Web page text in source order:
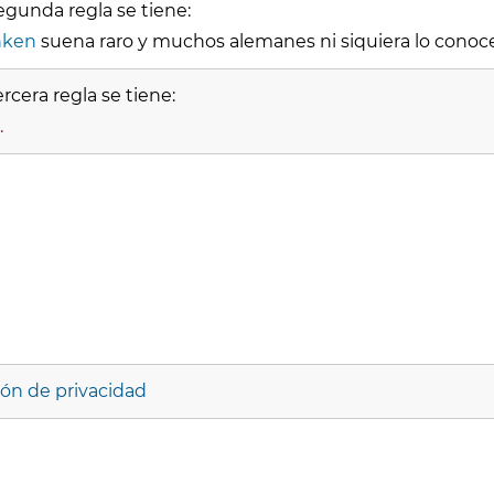
regla se tiene:
suena raro y muchos alemanes ni siquiera lo
regla se tiene:
de privacidad